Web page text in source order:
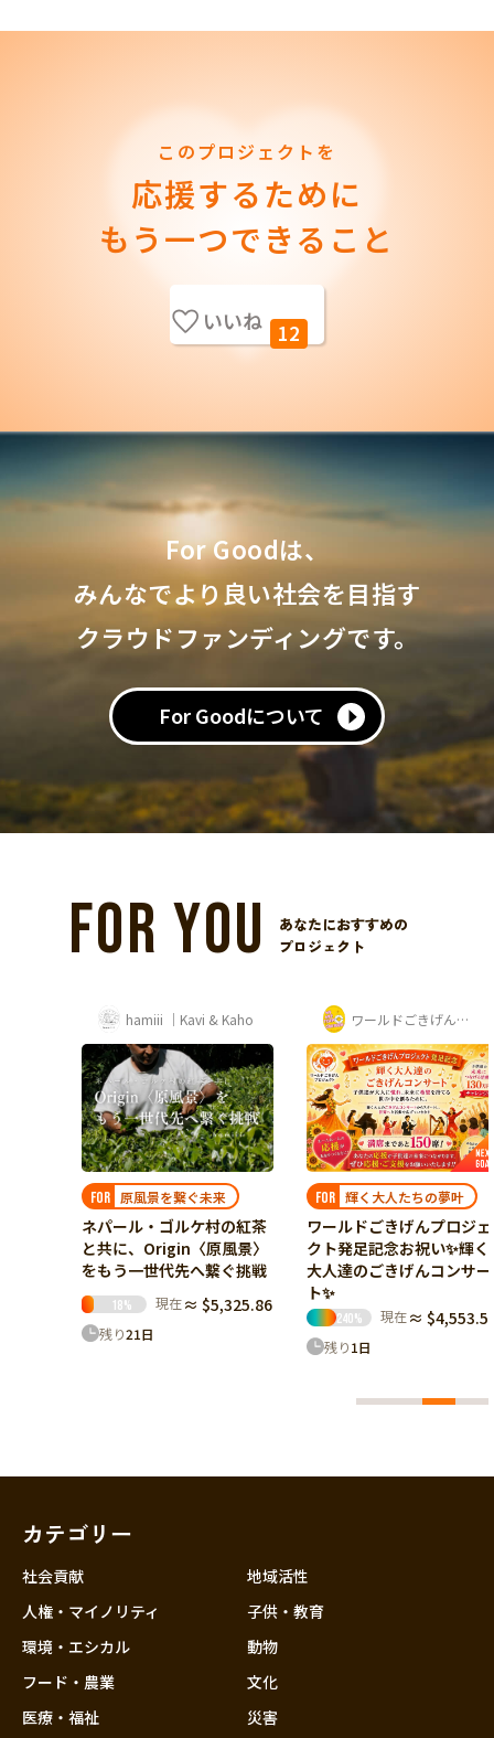
このプロジェクトを
応援するために
もう一つできること
いいね 12
For Goodは、
みんなでより良い社会を目指す
クラウドファンディングです。
For Goodについて
FOR YOU
あなたにおすすめの
プロジェクト
hamiii ｜Kavi & Kaho
FOR 原風景を繋ぐ未来
ネパール・ゴルケ村の紅茶
と共に、Origin〈原風景〉
をもう一世代先へ繋ぐ挑戦
18% 現在≈ $5,325.86
残り21日
ワールドごきげんプロジェクト
FOR 輝く大人たちの夢叶
ワールドごきげんプロジェ
クト発足記念お祝い✨輝く
大人達のごきげんコンサー
ト✨
240% 現在≈ $4,553.54
残り1日
カテゴリー
社会貢献
人権・マイノリティ
環境・エシカル
フード・農業
医療・福祉
地域活性
子供・教育
動物
文化
災害